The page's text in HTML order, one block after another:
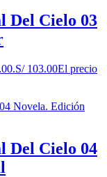
Del Cielo 03
S/103.00El precio
Del Cielo 04